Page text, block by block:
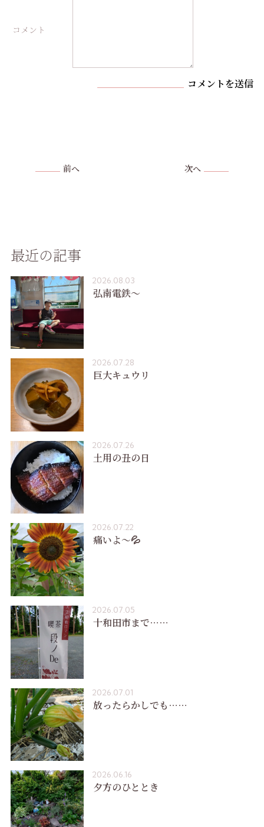
コメント
コメントを送信
前へ 次へ
最近の記事
2026.08.03
弘南電鉄〜
2026.07.28
巨大キュウリ
2026.07.26
土用の丑の日
2026.07.22
痛いよ〜💦
2026.07.05
十和田市まで……
2026.07.01
放ったらかしでも……
2026.06.16
夕方のひととき